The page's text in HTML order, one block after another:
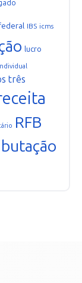
IBS icms
lucro
três
RFB